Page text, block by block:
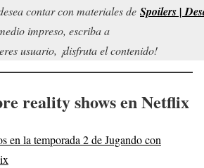
contar con materiales de Spoilers |
impreso, escriba a
usuario, ¡disfruta el contenido!
reality shows en Netflix
en la temporada 2 de Jugando con